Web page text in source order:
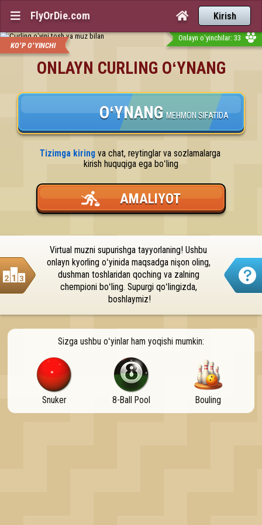
 FlyOrDie.com  Kirish
KOʻP OʻYINCHI
Onlayn oʻyinchilar: 33
ONLAYN CURLING OʻYNANG
OʻYNANG MEHMON SIFATIDA
Tizimga kiring va chat, reytinglar va sozlamalarga
kirish huquqiga ega boʻling
AMALIYOT
Virtual muzni supurishga tayyorlaning! Ushbu
onlayn kyorling oʻyinida maqsadga nişon oling,
dushman toshlaridan qoching va zalning
chempioni boʻling. Supurgi qoʻlingizda,
boshlaymiz!
Sizga ushbu oʻyinlar ham yoqishi mumkin:
Snuker 8-Ball Pool Bouling
OK